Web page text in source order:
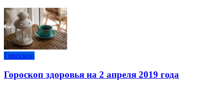
Гороскоп
Гороскоп здоровья на 2 апреля 2019 года